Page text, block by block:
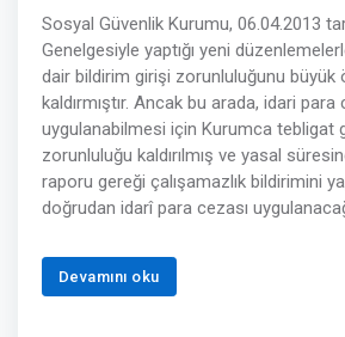
Sosyal Güvenlik Kurumu, 06.04.2013
Genelgesiyle yaptığı yeni
dair bildirim girişi zorunluluğunu büyük
kaldırmıştır. Ancak bu arada, idari para
uygulanabilmesi için Kurumca tebligat
zorunluluğu kaldırılmış ve yasal
raporu gereği çalışamazlık bildirimini
doğrudan idarî para cezası
Devamını oku